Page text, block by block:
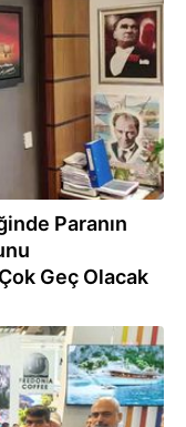
Paranın
Geç Olacak